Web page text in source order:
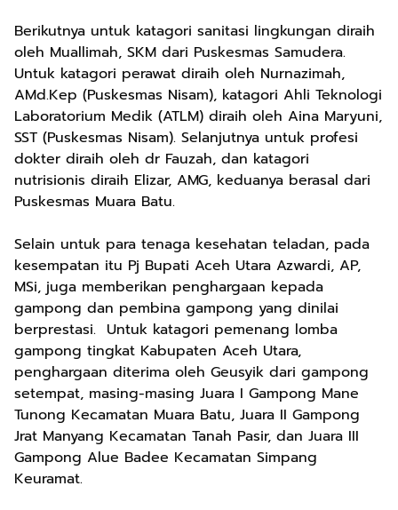
Berikutnya untuk katagori sanitasi lingkungan diraih
oleh Muallimah, SKM dari Puskesmas Samudera.
Untuk katagori perawat diraih oleh Nurnazimah,
AMd.Kep (Puskesmas Nisam), katagori Ahli Teknologi
Laboratorium Medik (ATLM) diraih oleh Aina Maryuni,
SST (Puskesmas Nisam). Selanjutnya untuk profesi
dokter diraih oleh dr Fauzah, dan katagori
nutrisionis diraih Elizar, AMG, keduanya berasal dari
Puskesmas Muara Batu.
Selain untuk para tenaga kesehatan teladan, pada
kesempatan itu Pj Bupati Aceh Utara Azwardi, AP,
MSi, juga memberikan penghargaan kepada
gampong dan pembina gampong yang dinilai
berprestasi. Untuk katagori pemenang lomba
gampong tingkat Kabupaten Aceh Utara,
penghargaan diterima oleh Geusyik dari gampong
setempat, masing-masing Juara I Gampong Mane
Tunong Kecamatan Muara Batu, Juara II Gampong
Jrat Manyang Kecamatan Tanah Pasir, dan Juara III
Gampong Alue Badee Kecamatan Simpang
Keuramat.